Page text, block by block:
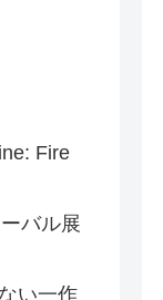
Fire
バル展
い一作